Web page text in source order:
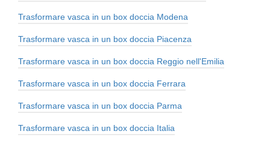
Trasformare vasca in un box doccia Modena
Trasformare vasca in un box doccia Piacenza
Trasformare vasca in un box doccia Reggio nell'Emilia
Trasformare vasca in un box doccia Ferrara
Trasformare vasca in un box doccia Parma
Trasformare vasca in un box doccia Italia